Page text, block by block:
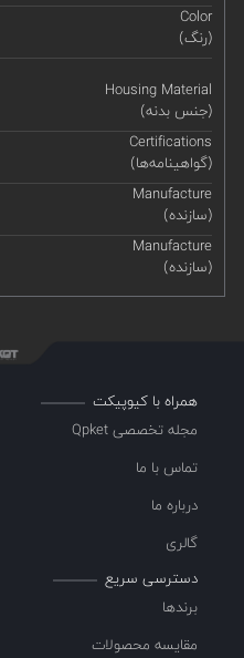
Color
(رنگ)
Housing Material
(جنس بدنه)
Certifications
(گواهینامه‌ها)
Manufacture
(سازنده)
Manufacture
(سازنده)
همراه با کیوپیکت
مجله تخصصی Qpket
تماس با ما
درباره ما
گالری
دسترسی سریع
برندها
مقایسه محصولات